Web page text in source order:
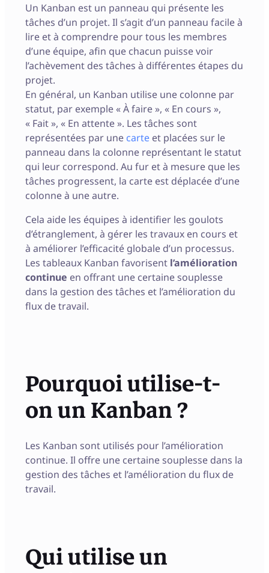
Un Kanban est un panneau qui présente les
tâches d’un projet. Il s’agit d’un panneau facile à
lire et à comprendre pour tous les membres
d’une équipe, afin que chacun puisse voir
l’achèvement des tâches à différentes étapes du
projet.
En général, un Kanban utilise une colonne par
statut, par exemple « À faire », « En cours »,
« Fait », « En attente ». Les tâches sont
représentées par une carte et placées sur le
panneau dans la colonne représentant le statut
qui leur correspond. Au fur et à mesure que les
tâches progressent, la carte est déplacée d’une
colonne à une autre.
Cela aide les équipes à identifier les goulots
d’étranglement, à gérer les travaux en cours et
à améliorer l’efficacité globale d’un processus.
Les tableaux Kanban favorisent l’amélioration
continue en offrant une certaine souplesse
dans la gestion des tâches et l’amélioration du
flux de travail.
Pourquoi utilise-t-
on un Kanban ?
Les Kanban sont utilisés pour l’amélioration
continue. Il offre une certaine souplesse dans la
gestion des tâches et l’amélioration du flux de
travail.
Qui utilise un